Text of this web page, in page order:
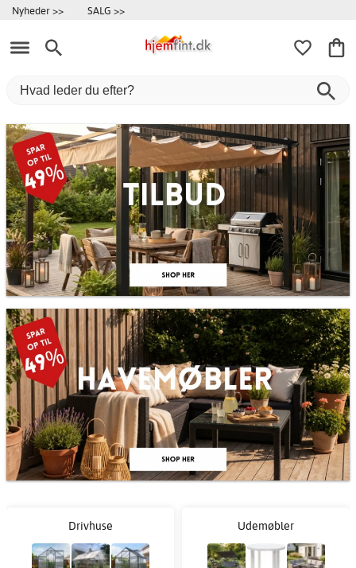
Nyheder >> SALG >>
Drivhuse Udemøbler